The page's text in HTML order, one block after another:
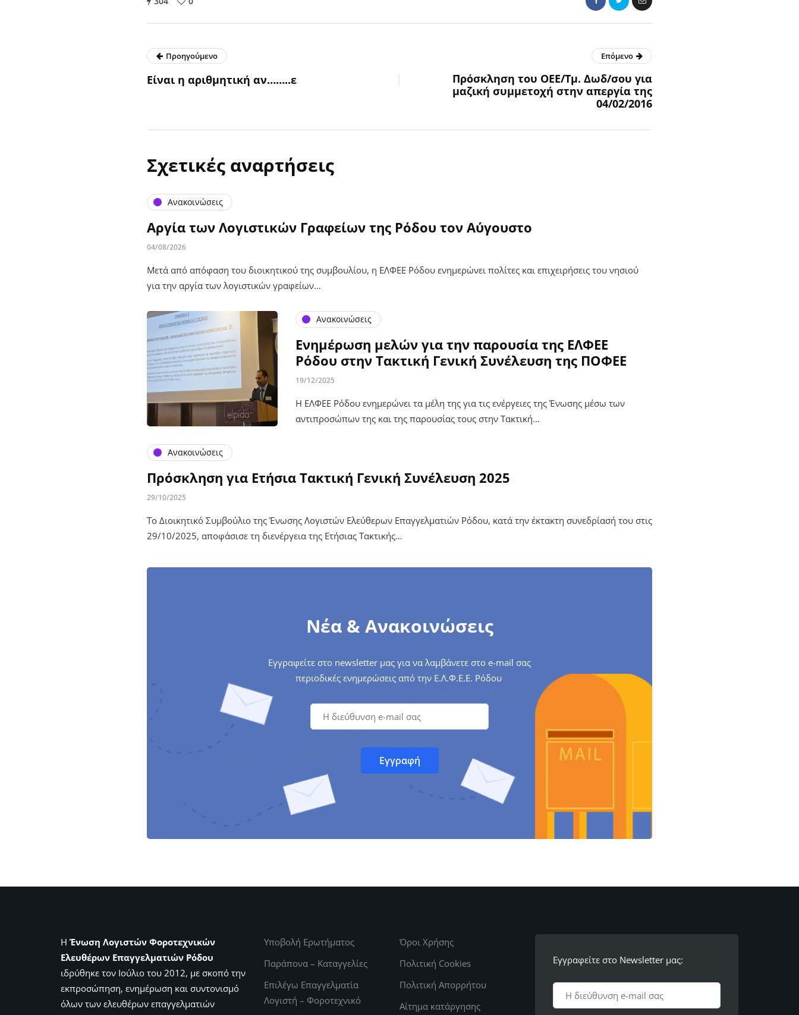
Προηγούμενο
Είναι η αριθμητική αν……..ε
Επόμενο
Πρόσκληση του ΟΕΕ/Τμ. Δωδ/σου για
μαζική συμμετοχή στην απεργία της
04/02/2016
Σχετικές αναρτήσεις
Ανακοινώσεις
Αργία των Λογιστικών Γραφείων της Ρόδου τον Αύγουστο
04/08/2026
Μετά από απόφαση του διοικητικού της συμβουλίου, η ΕΛΦΕΕ Ρόδου ενημερώνει πολίτες και επιχειρήσεις του νησιού
για την αργία των λογιστικών γραφείων…
Ανακοινώσεις
Ενημέρωση μελών για την παρουσία της ΕΛΦΕΕ
Ρόδου στην Τακτική Γενική Συνέλευση της ΠΟΦΕΕ
19/12/2025
Η ΕΛΦΕΕ Ρόδου ενημερώνει τα μέλη της για τις ενέργειες της Ένωσης μέσω των
αντιπροσώπων της και της παρουσίας τους στην Τακτική…
Ανακοινώσεις
Πρόσκληση για Ετήσια Τακτική Γενική Συνέλευση 2025
29/10/2025
Το Διοικητικό Συμβούλιο της Ένωσης Λογιστών Ελεύθερων Επαγγελματιών Ρόδου, κατά την έκτακτη συνεδρίασή του στις
29/10/2025, αποφάσισε τη διενέργεια της Ετήσιας Τακτικής…
Νέα & Ανακοινώσεις
Εγγραφείτε στο newsletter μας για να λαμβάνετε στο e-mail σας
περιοδικές ενημερώσεις από την Ε.Λ.Φ.Ε.Ε. Ρόδου
Η Ένωση Λογιστών Φοροτεχνικών
Ελευθέρων Επαγγελματιών Ρόδου
ιδρύθηκε τον Ιούλιο του 2012, με σκοπό την
εκπροσώπηση, ενημέρωση και συντονισμό
όλων των ελευθέρων επαγγελματιών
Υποβολή Ερωτήματος
Παράπονα – Καταγγελίες
Επιλέγω Επαγγελματία
Λογιστή – Φοροτεχνικό
Όροι Χρήσης
Πολιτική Cookies
Πολιτική Απορρήτου
Αίτημα κατάργησης
Εγγραφείτε στο Newsletter μας: